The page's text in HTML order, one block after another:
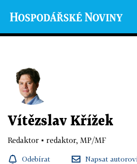
Vítězslav Křížek
Redaktor ▪ redaktor, MP/MF
Odebírat Napsat